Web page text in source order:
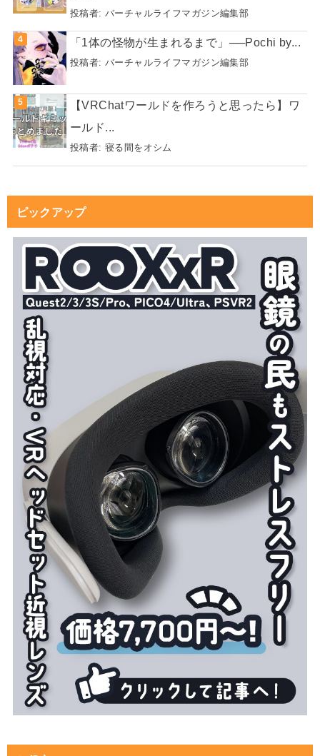
投稿者: バーチャルライフマガジン編集部
「1体の怪物が生まれるまで」──Pochi by...
投稿者: バーチャルライフマガジン編集部
【VRChatワールドを作ろうと思ったら】ワ
ールド...
投稿者: 寝る間をオシム
ピックアップ